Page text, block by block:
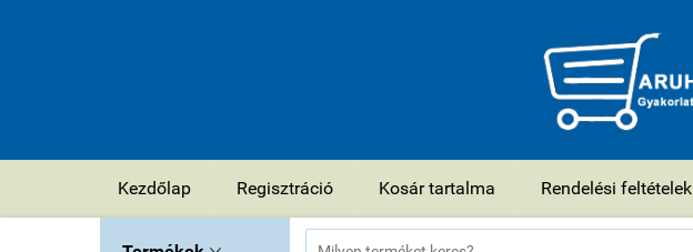
Kezdőlap Regisztráció Kosár tartalma Rendelési feltételek